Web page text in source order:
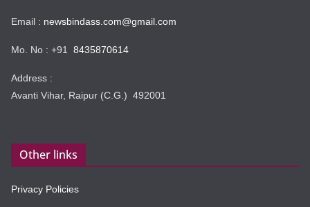
Email : newsbindass.com@gmail.com
Mo. No : +91 8435870614
Address :
Avanti Vihar, Raipur (C.G.) 492001
Other links
Privacy Policies